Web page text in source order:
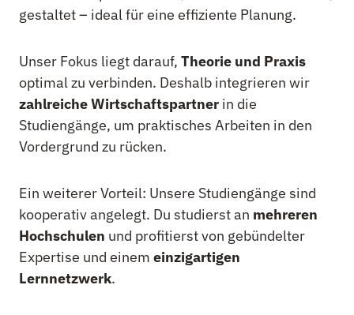
gestaltet – ideal für eine effiziente Planung.
Unser Fokus liegt darauf, Theorie und Praxis
optimal zu verbinden. Deshalb integrieren wir
zahlreiche Wirtschaftspartner in die
Studiengänge, um praktisches Arbeiten in den
Vordergrund zu rücken.
Ein weiterer Vorteil: Unsere Studiengänge sind
kooperativ angelegt. Du studierst an mehreren
Hochschulen und profitierst von gebündelter
Expertise und einem einzigartigen
Lernnetzwerk.